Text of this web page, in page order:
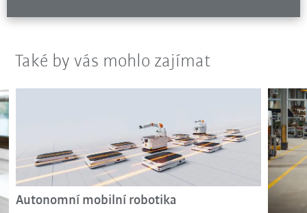
Také by vás mohlo zajímat
Autonomní mobilní robotika